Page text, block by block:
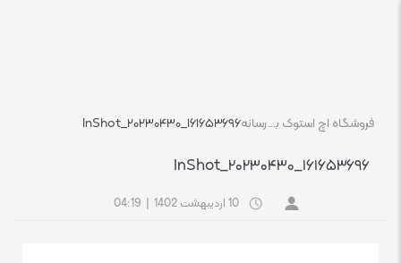
فروشگاه اچ استوک بازار انلاین تجهیزات کامپیوتر استوکرسانهInShot_۲۰۲۳۰۴۳۰_۱۶۱۶۵۳۶۹۶
InShot_۲۰۲۳۰۴۳۰_۱۶۱۶۵۳۶۹۶
10 اردیبهشت 1402 04:19